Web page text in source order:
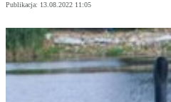
Publikacja: 13.08.2022 11:05